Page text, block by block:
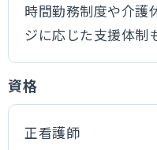
時間勤務制度や介護
ジに応じた支援体制
資格
正看護師